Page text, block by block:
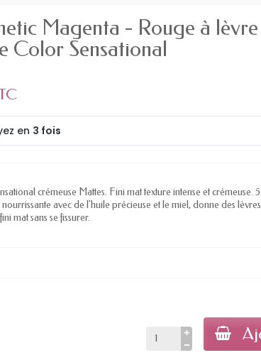
Magenta - Rouge à
Color Sensational
crémeuse Mattes. Fini mat texture intense et crémeuse.
avec de l'huile précieuse et le miel, donne des
mat sans se fissurer.